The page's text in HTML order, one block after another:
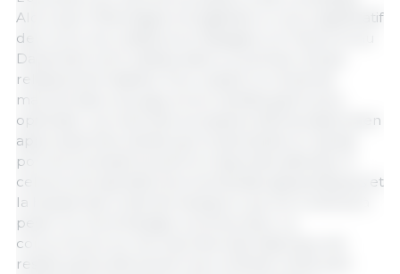
Alors que l’Allemagne enregistrait un recul significatif
des cours, les cotations en Espagne, en France et au
Danemark sont restées dans un premier temps
relativement stables. Pour autant, le climat de
marché dans ces pays ne se révélait guère plus
optimiste. Les marchés européens demeuraient bien
approvisionnés, tandis que la demande en viande
porcine se situait souvent en deçà des attentes. À
cela se sont ajoutées les incertitudes géopolitiques et
la hausse des coûts de transport, qui ont continué à
peser sur les échanges commerciaux. La
concurrence sur les marchés internationaux est
restée particulièrement vive, le Brésil renforçant